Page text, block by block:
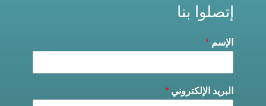
إتصلوا بنا
الإسم *
البريد الإلكتروني *